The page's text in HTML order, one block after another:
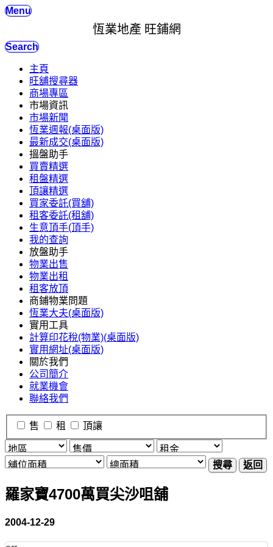
Menu
恆業地產 旺鋪網
Search
主頁
旺舖搜尋器
商場專區
市場資訊
市場新聞
恆業週報(桌面版)
最新成交(桌面版)
搵盤助手
買賣精選
租盤精選
頂讓精選
買家委託(買舖)
租客委託(租舖)
生意頂手(頂手)
我的查詢
放盤助手
物業出售
物業出租
租客放頂
商鋪物業問題
恆業大夫(桌面版)
實用工具
計算印花稅(物業)(桌面版)
實用網址(桌面版)
關於我們
公司簡介
就業機會
聯絡我們
售 租 頂讓
搜尋 返回
羅家寶4700萬買尖沙咀舖
2004-12-29